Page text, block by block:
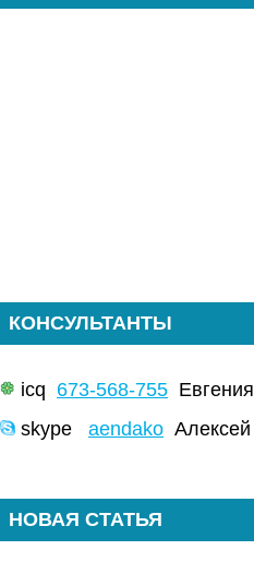
КОНСУЛЬТАНТЫ
icq 673-568-755 Евгения
skype aendako Алексей
НОВАЯ СТАТЬЯ